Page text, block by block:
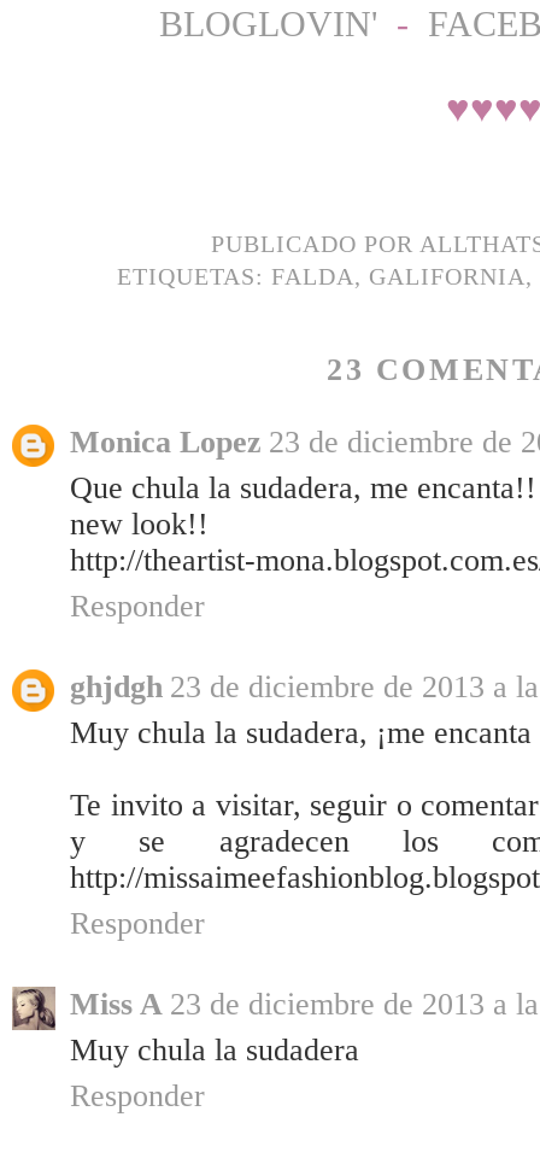
BLOGLOVIN' -
♥♥♥
PUBLICADO POR
ETIQUETAS: FALDA, GALIFORNIA,
23
Monica Lopez 23 de diciembre de
Que chula la sudadera, me encanta!!
new look!!
http://theartist-
Responder
ghjdgh 23 de diciembre de 2013 a
Muy chula la sudadera, ¡me
Te invito a visitar, seguir o
y se agradecen los
http://
Responder
Miss A 23 de diciembre de 2013 a
Muy chula la sudadera
Responder